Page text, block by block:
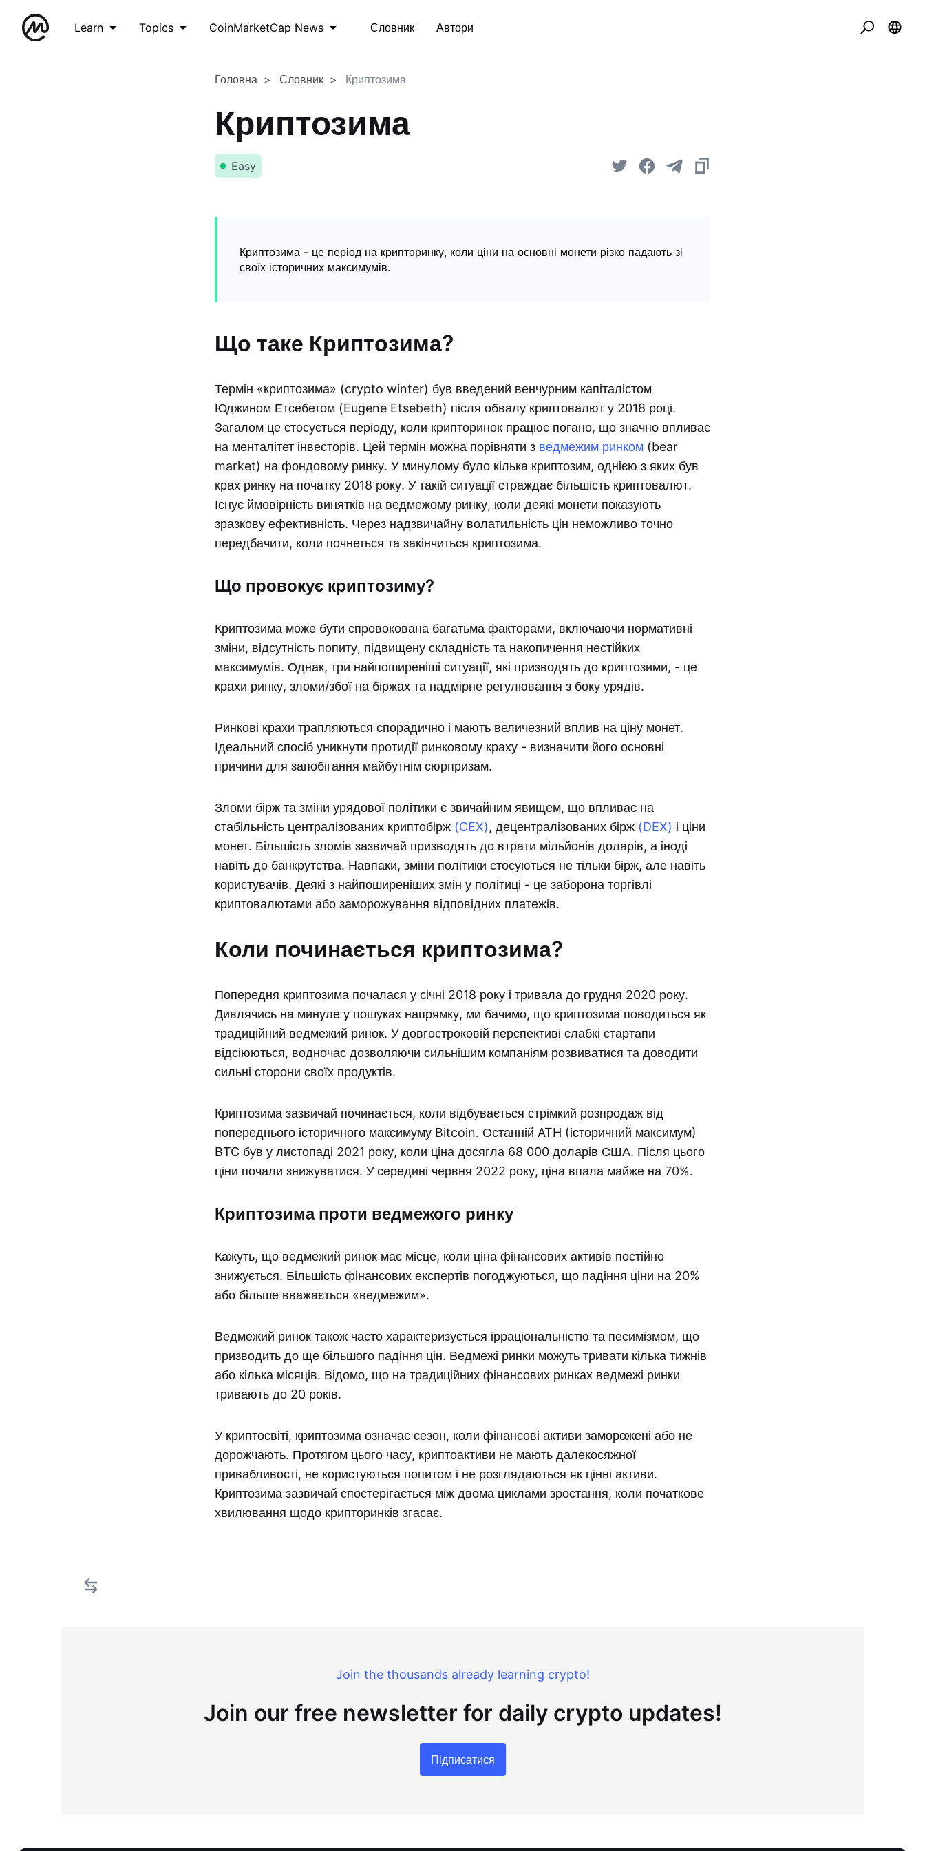
Learn Topics CoinMarketCap News Словник Автори
Головна Словник Криптозима
Криптозима
Easy
Криптозима - це період на крипторинку, коли ціни на основні монети різко падають зі
своїх історичних максимумів.
Що таке Криптозима?
Термін «криптозима» (crypto winter) був введений венчурним капіталістом
Юджином Етсебетом (Eugene Etsebeth) після обвалу криптовалют у 2018 році.
Загалом це стосується періоду, коли крипторинок працює погано, що значно впливає
на менталітет інвесторів. Цей термін можна порівняти з ведмежим ринком (bear
market) на фондовому ринку. У минулому було кілька криптозим, однією з яких був
крах ринку на початку 2018 року. У такій ситуації страждає більшість криптовалют.
Існує ймовірність винятків на ведмежому ринку, коли деякі монети показують
зразкову ефективність. Через надзвичайну волатильність цін неможливо точно
передбачити, коли почнеться та закінчиться криптозима.
Що провокує криптозиму?
Криптозима може бути спровокована багатьма факторами, включаючи нормативні
зміни, відсутність попиту, підвищену складність та накопичення нестійких
максимумів. Однак, три найпоширеніші ситуації, які призводять до криптозими, - це
крахи ринку, зломи/збої на біржах та надмірне регулювання з боку урядів.
Ринкові крахи трапляються спорадично і мають величезний вплив на ціну монет.
Ідеальний спосіб уникнути протидії ринковому краху - визначити його основні
причини для запобігання майбутнім сюрпризам.
Зломи бірж та зміни урядової політики є звичайним явищем, що впливає на
стабільність централізованих криптобірж (CEX), децентралізованих бірж (DEX) і ціни
монет. Більшість зломів зазвичай призводять до втрати мільйонів доларів, а іноді
навіть до банкрутства. Навпаки, зміни політики стосуються не тільки бірж, але навіть
користувачів. Деякі з найпоширеніших змін у політиці - це заборона торгівлі
криптовалютами або заморожування відповідних платежів.
Коли починається криптозима?
Попередня криптозима почалася у січні 2018 року і тривала до грудня 2020 року.
Дивлячись на минуле у пошуках напрямку, ми бачимо, що криптозима поводиться як
традиційний ведмежий ринок. У довгостроковій перспективі слабкі стартапи
відсіюються, водночас дозволяючи сильнішим компаніям розвиватися та доводити
сильні сторони своїх продуктів.
Криптозима зазвичай починається, коли відбувається стрімкий розпродаж від
попереднього історичного максимуму Bitcoin. Останній ATH (історичний максимум)
BTC був у листопаді 2021 року, коли ціна досягла 68 000 доларів США. Після цього
ціни почали знижуватися. У середині червня 2022 року, ціна впала майже на 70%.
Криптозима проти ведмежого ринку
Кажуть, що ведмежий ринок має місце, коли ціна фінансових активів постійно
знижується. Більшість фінансових експертів погоджуються, що падіння ціни на 20%
або більше вважається «ведмежим».
Ведмежий ринок також часто характеризується ірраціональністю та песимізмом, що
призводить до ще більшого падіння цін. Ведмежі ринки можуть тривати кілька тижнів
або кілька місяців. Відомо, що на традиційних фінансових ринках ведмежі ринки
тривають до 20 років.
У криптосвіті, криптозима означає сезон, коли фінансові активи заморожені або не
дорожчають. Протягом цього часу, криптоактиви не мають далекосяжної
привабливості, не користуються попитом і не розглядаються як цінні активи.
Криптозима зазвичай спостерігається між двома циклами зростання, коли початкове
хвилювання щодо крипторинків згасає.
Join the thousands already learning crypto!
Join our free newsletter for daily crypto updates!
Підписатися